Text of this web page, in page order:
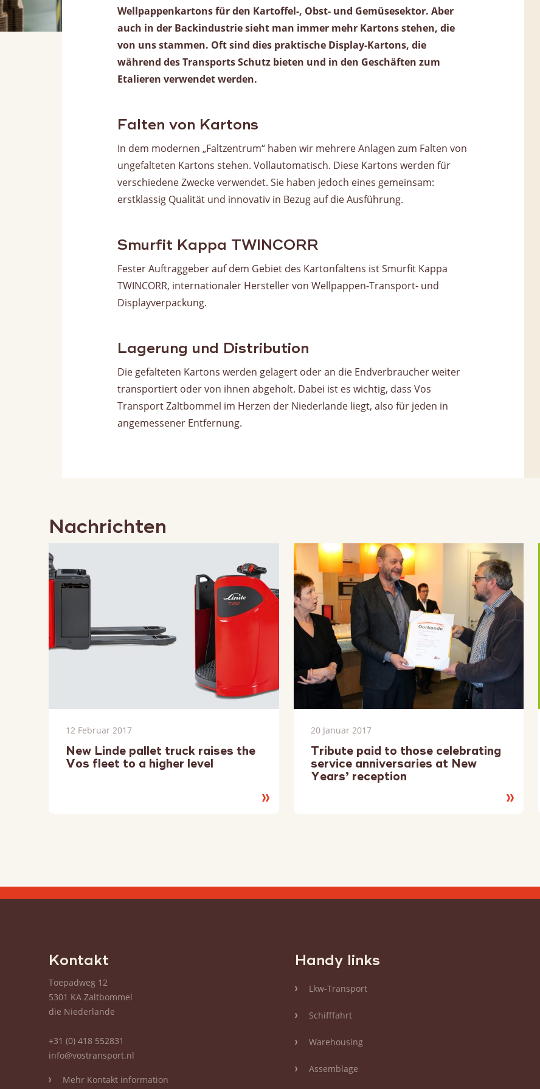
Vorratsverwaltung
Wellpappenkartons für den Kartoffel-, Obst- und Gemüsesektor. Aber
auch in der Backindustrie sieht man immer mehr Kartons stehen, die
von uns stammen. Oft sind dies praktische Display-Kartons, die
während des Transports Schutz bieten und in den Geschäften zum
Etalieren verwendet werden.
Falten von Kartons
In dem modernen „Faltzentrum“ haben wir mehrere Anlagen zum Falten von
ungefalteten Kartons stehen. Vollautomatisch. Diese Kartons werden für
verschiedene Zwecke verwendet. Sie haben jedoch eines gemeinsam:
erstklassig Qualität und innovativ in Bezug auf die Ausführung.
Smurfit Kappa TWINCORR
Fester Auftraggeber auf dem Gebiet des Kartonfaltens ist Smurfit Kappa
TWINCORR, internationaler Hersteller von Wellpappen-Transport- und
Displayverpackung.
Lagerung und Distribution
Die gefalteten Kartons werden gelagert oder an die Endverbraucher weiter
transportiert oder von ihnen abgeholt. Dabei ist es wichtig, dass Vos
Transport Zaltbommel im Herzen der Niederlande liegt, also für jeden in
angemessener Entfernung.
Nachrichten
12 Februar 2017
New Linde pallet truck raises the
Vos fleet to a higher level
Lesen
20 Januar 2017
Tribute paid to those celebrating
service anniversaries at New
Years’ reception
Lesen
Kontakt
Toepadweg 12
5301 KA Zaltbommel
die Niederlande
+31 (0) 418 552831
info@vostransport.nl
Mehr Kontakt information
Handy links
Lkw-Transport
Schifffahrt
Warehousing
Assemblage